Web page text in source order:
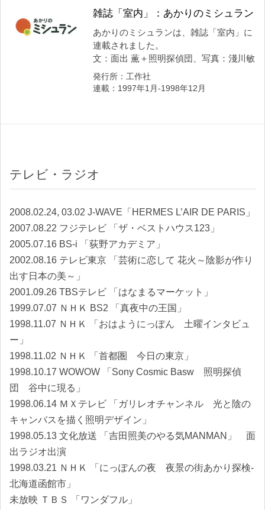
雑誌「室内」：あかりのミシュラン
あかりのミシュランは、雑誌「室内」に
連載されました。
文：面出 薫＋照明探偵団、写真：淺川敏
発行所：工作社
連載：1997年1月-1998年12月
テレビ・ラジオ
2008.02.24, 03.02 J-WAVE「HERMES L’AIR DE PARIS」
2007.08.22 フジテレビ 「ザ・ベストハウス123」
2005.07.16 BS-i 「荻野アカデミア」
2002.08.16 テレビ東京 「芸術に恋して 花火～陰影が作り
出す日本の美～」
2001.09.26 TBSテレビ 「はなまるマーケット」
1999.07.07 ＮＨＫ BS2 「真夜中の王国」
1998.11.07 ＮＨＫ 「おはようにっぽん 土曜インタビュ
ー」
1998.11.02 ＮＨＫ 「首都圏 今日の東京」
1998.10.17 WOWOW 「Sony Cosmic Basw 照明探偵
団 谷中に現る」
1998.06.14 ＭＸテレビ 「ガリレオチャンネル 光と陰の
キャンバスを描く照明デザイン」
1998.05.13 文化放送 「吉田照美のやる気MANMAN」 面
出ラジオ出演
1998.03.21 ＮＨＫ 「にっぽんの夜 夜景の街あかり探検-
北海道函館市」
未放映 ＴＢＳ 「ワンダフル」